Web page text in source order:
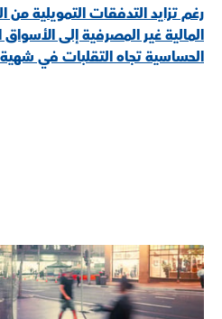
رغم تزايد التدفقات التمويلية
المالية غير المصرفية إلى
الحساسية تجاه التقلبات في شهية